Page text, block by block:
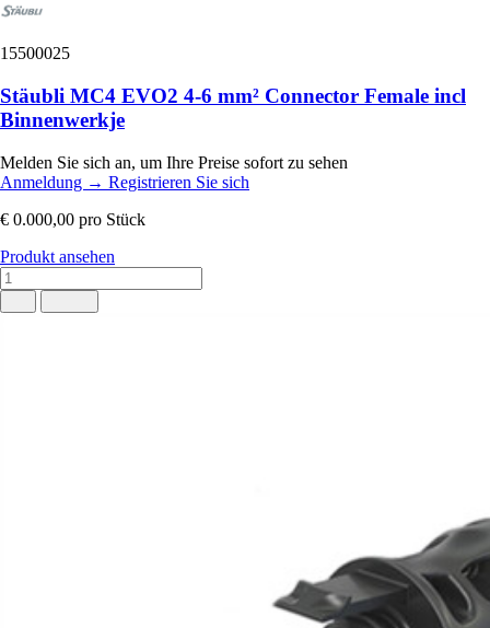
15500025
Stäubli MC4 EVO2 4-6 mm² Connector Female incl
Binnenwerkje
Melden Sie sich an, um Ihre Preise sofort zu sehen
Anmeldung → Registrieren Sie sich
€ 0.000,00 pro Stück
Produkt ansehen